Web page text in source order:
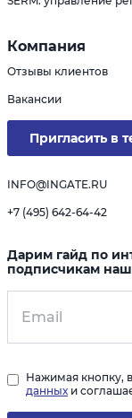
Компания
Отзывы клиентов
Вакансии
Пригласить в
INFO@INGATE.RU
+7 (495) 642-64-42
Дарим гайд по
подписчикам
Нажимая кнопку,
данных и